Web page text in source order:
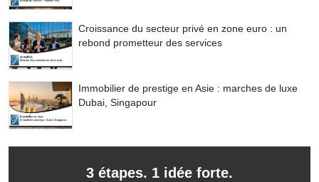
Croissance du secteur privé en zone euro : un
rebond prometteur des services
Immobilier de prestige en Asie : marches de luxe
Dubai, Singapour
3 étapes. 1 idée forte.